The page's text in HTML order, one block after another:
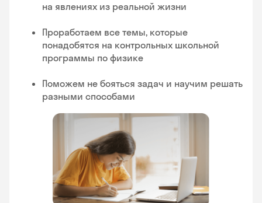
на явлениях из реальной жизни
Проработаем все темы, которые
понадобятся на контрольных школьной
программы по физике
Поможем не бояться задач и научим решать
разными способами